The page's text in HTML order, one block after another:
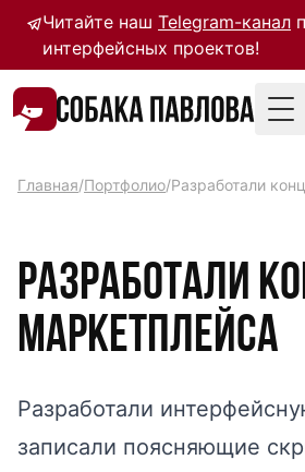
Читайте нашTelegram-канал
интерфейсных проектов!
Главная/Портфолио/Разработали
Разработали
маркетплейса
Разработали
записали поясняющие